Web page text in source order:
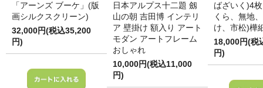
「アーンズ ブーケ」(版
画シルクスクリーン)
32,000円(税込35,200
円)
日本アルプス十二題 劔
山の朝 吉田博 インテリ
ア 壁掛け 額入り アート
モダン アートフレーム
おしゃれ
10,000円(税込11,000
円)
ばざいく)4
くら、無地
け、市松)樺
18,000円(税
円)